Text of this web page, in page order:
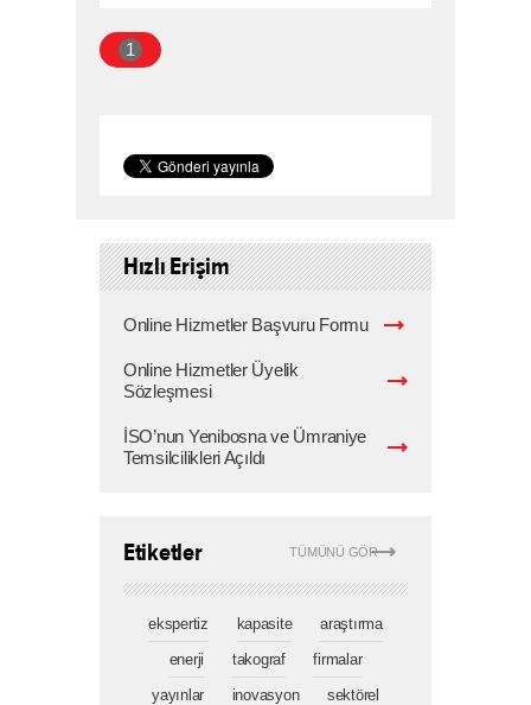
1
Hızlı Erişim
Online Hizmetler Başvuru Formu
Online Hizmetler Üyelik
Sözleşmesi
İSO’nun Yenibosna ve Ümraniye
Temsilcilikleri Açıldı
TÜMÜNÜ GÖR
Etiketler
ekspertiz kapasite
araştırma
enerji
takograf
firmalar
yayınlar
inovasyon
sektörel